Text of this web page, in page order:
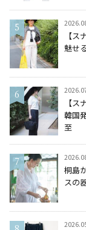
【
魅せ
【
韓国
至
桐島
スの